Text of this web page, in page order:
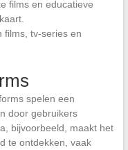
films en educatieve
tv-series en
spelen een
door gebruikers
bijvoorbeeld, maakt het
te ontdekken, vaak